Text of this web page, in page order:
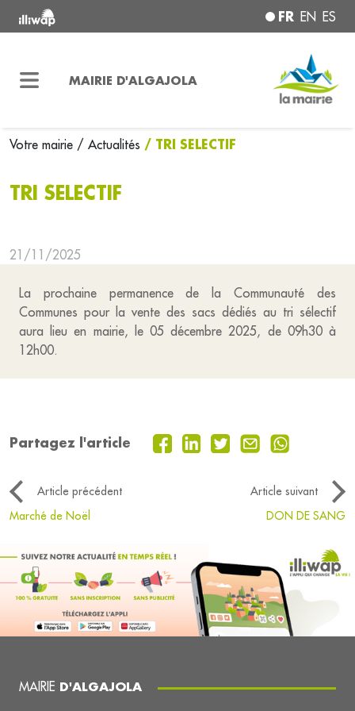
FR EN ES
MAIRIE D'ALGAJOLA
Votre mairie / Actualités / TRI SELECTIF
TRI SELECTIF
21/11/2025
La prochaine permanence de la Communauté des
Communes pour la vente des sacs dédiés au tri sélectif
aura lieu en mairie, le 05 décembre 2025, de 09h30 à
12h00.
Partagez l'article
Article précédent
Article suivant
Marché de Noël
DON DE SANG
MAIRIE D'ALGAJOLA